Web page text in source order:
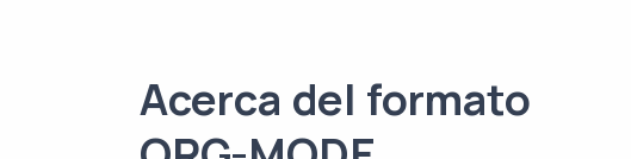
Acerca del formato